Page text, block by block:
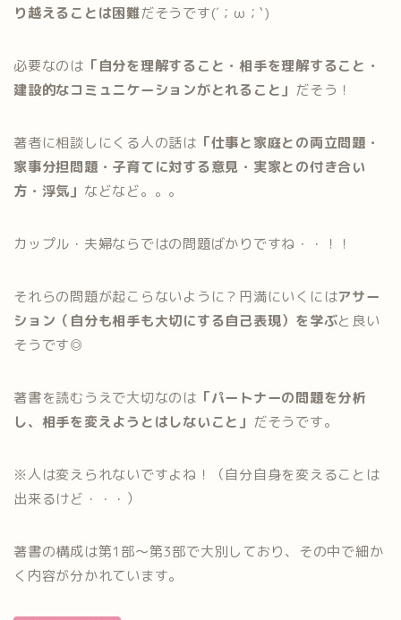
り越えることは困難だそうです(´；ω；`)
必要なのは 「自分を理解すること・相手を理解すること・
建設的なコミュニケーションがとれること」 だそう！
著者に相談しにくる人の話は 「仕事と家庭との両立問題・
家事分担問題・子育てに対する意見・実家との付き合い
方・浮気」 などなど。。。
カップル・夫婦ならではの問題ばかりですね・・！！
それらの問題が起こらないように？円満にいくにはアサー
ション（自分も相手も大切にする自己表現）を学ぶと良い
そうです◎
著書を読むうえで大切なのは 「パートナーの問題を分析
し、相手を変えようとはしないこと」 だそうです。
※人は変えられないですよね！（自分自身を変えることは
出来るけど・・・）
著書の構成は第1部～第3部で大別しており、その中で細か
く内容が分かれています。